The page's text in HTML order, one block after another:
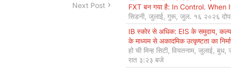
Next Post
FXT बन गया है: In Control. When
सिडनी, जुलाई, गुरू, जुल. १६ २०२६
IB स्कोर से अधिक: EIS के समुदाय,
के माध्यम से अकादमिक उत्कृष्टता का
हो ची मिन्ह सिटी, वियतनाम, जुलाई,
रात ३:२३ बजे